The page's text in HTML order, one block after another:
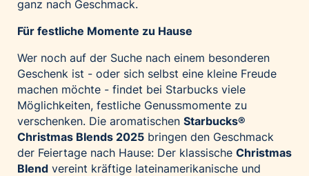
ganz nach Geschmack.
Für festliche Momente zu Hause
Wer noch auf der Suche nach einem besonderen
Geschenk ist - oder sich selbst eine kleine Freude
machen möchte - findet bei Starbucks viele
Möglichkeiten, festliche Genussmomente zu
verschenken. Die aromatischen Starbucks®
Christmas Blends 2025 bringen den Geschmack
der Feiertage nach Hause: Der klassische Christmas
Blend vereint kräftige lateinamerikanische und